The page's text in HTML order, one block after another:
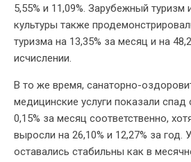
5,55% и 11,09%. Зарубежный туризм
культуры также
туризма на 13,35% за месяц и на
исчислении.
В то же время, санаторно-
медицинские услуги показали спад
0,15% за месяц соответственно,
выросли на 26,10% и 12,27% за год.
оставались стабильны как в